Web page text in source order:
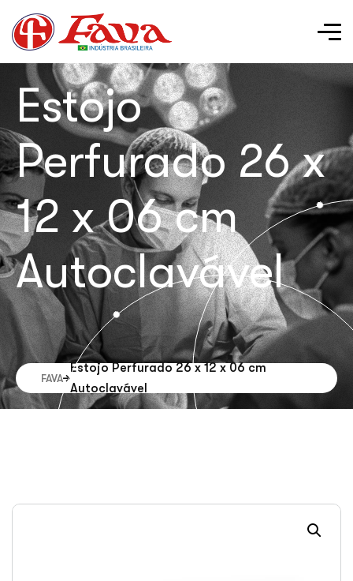
Estojo
Perfurado 26 x
12 x 06 cm
Autoclavável
FAVA
Estojo Perfurado 26 x 12 x 06 cm
Autoclavável